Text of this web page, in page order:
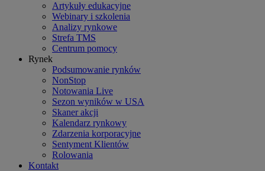
Artykuły edukacyjne
Webinary i szkolenia
Analizy rynkowe
Strefa TMS
Centrum pomocy
Rynek
Podsumowanie rynków
NonStop
Notowania Live
Sezon wyników w USA
Skaner akcji
Kalendarz rynkowy
Zdarzenia korporacyjne
Sentyment Klientów
Rolowania
Kontakt